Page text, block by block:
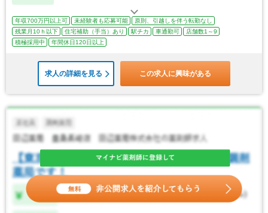
年収700万円以上可 未経験者も応募可能
原則、引越しを伴う転勤なし
残業月10ｈ以下
住宅補助（手当）あり 駅チカ 車通勤可
店舗数1～9
積極採用中
年間休日120日以上
求人の詳細を見る この求人に興味がある